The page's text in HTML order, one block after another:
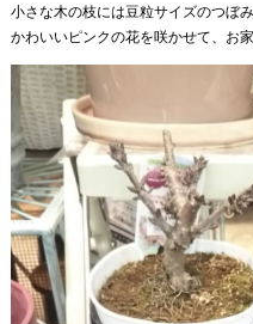
小さな木の枝には豆粒サイズのつぼ
かわいいピンクの花を咲かせて、お